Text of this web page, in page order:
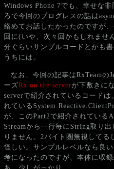
Windows Phone 7でも、幸せな
ろで今回のプログレスの話は
絡めてお話したかったのですが
回に(いや、次々回かもしれませ
分ぐらいサンプルコードとかも
うちには。
なお、今回の記事はRxTeamの
ーズRx on the serverが下敷きに
serverで紹介されているコードは
れている
が、このPart2で紹介されている
Streamから一行毎にString取り
りません。2バイト圏無視してる
怪しい。サンプルレベルなら良
考になったのですが、本体に収